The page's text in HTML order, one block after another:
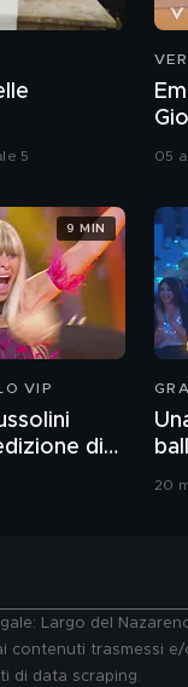
5 05
VIP
di
VIP
9 MIN
20
Largo del
contenuti
di data scraping.